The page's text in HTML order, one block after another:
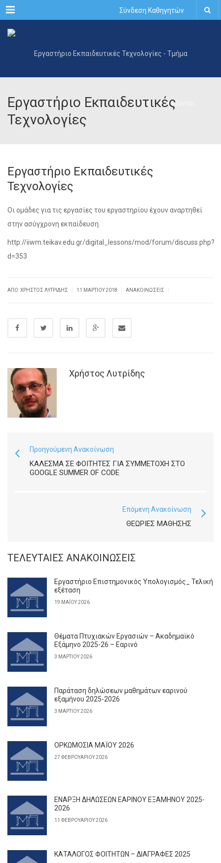
Menu Σύνδεση Καθηγητών
Εργαστήριο Εκπαιδευτικές
Τεχνολογίες
Εργαστήριο Εκπαιδευτικές
Τεχνολογίες
Οι ομάδες για τις εργασίες του εργαστηρίου έχουν αναρτηθεί
στην ασύγχρονη εκπαίδευση.
http://iiwm.teikav.edu.gr/digital_lessons/mod/forum/discuss.php?
d=353
ΑΠΌ: ΧΡΉΣΤΟΣ ΛΥΤΡΊΔΗΣ 11 ΜΑΡΤΊΟΥ 2018 ΑΝΑΚΟΙΝΏΣΕΙΣ
Χρήστος Λυτρίδης
Προηγούμενη Ανακοίνωση
ΚΆΛΕΣΜΑ ΣΕ ΦΟΙΤΗΤΈΣ ΓΙΑ ΣΥΜΜΕΤΟΧΉ ΣΤΟ
GOOGLE SUMMER OF CODE
Επόμενη Ανακοίνωση
ΘΕΩΡΊΕΣ ΜΆΘΗΣΗΣ
ΤΕΛΕΥΤΑΊΕΣ ΑΝΑΚΟΙΝΏΣΕΙΣ
Εργαστήριο Επιστημονικός Υπολογισμός_ Τελική
εξέταση
19 ΜΑΪ́ΟΥ 2026
Θέματα Πτυχιακών Εργασιών – Ακαδημαϊκό
Εξάμηνο 2025-26 – Εαρινό
3 ΜΑΡΤΊΟΥ 2026
Παράταση δηλώσεων μαθημάτων εαρινού
εξαμήνου 2025-2026
3 ΜΑΡΤΊΟΥ 2026
ΟΡΚΩΜΟΣΙΑ ΜΑΪΟΥ 2026
27 ΦΕΒΡΟΥΑΡΊΟΥ 2026
ΕΝΑΡΞΗ ΔΗΛΩΣΕΩΝ ΕΑΡΙΝΟΥ ΕΞΑΜΗΝΟΥ 2025-
2026
11 ΦΕΒΡΟΥΑΡΊΟΥ 2026
ΚΑΤΑΛΟΓΟΣ ΦΟΙΤΗΤΩΝ – ΔΙΑΓΡΑΦΕΣ 2025